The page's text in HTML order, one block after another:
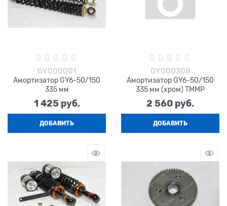
GY000001
Амортизатор GY6-50/150
335 мм
1 425 руб.
ДОБАВИТЬ
GY000308
Амортизатор GY6-50/150
335 мм (хром) TMMP
2 560 руб.
ДОБАВИТЬ